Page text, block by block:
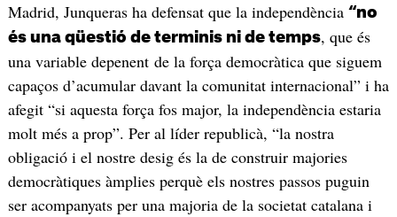
Madrid, Junqueras ha defensat que la independència “no
és una qüestió de terminis ni de temps, que és
una variable depenent de la força democràtica que siguem
capaços d’acumular davant la comunitat internacional” i ha
afegit “si aquesta força fos major, la independència estaria
molt més a prop”. Per al líder republicà, “la nostra
obligació i el nostre desig és la de construir majories
democràtiques àmplies perquè els nostres passos puguin
ser acompanyats per una majoria de la societat catalana i